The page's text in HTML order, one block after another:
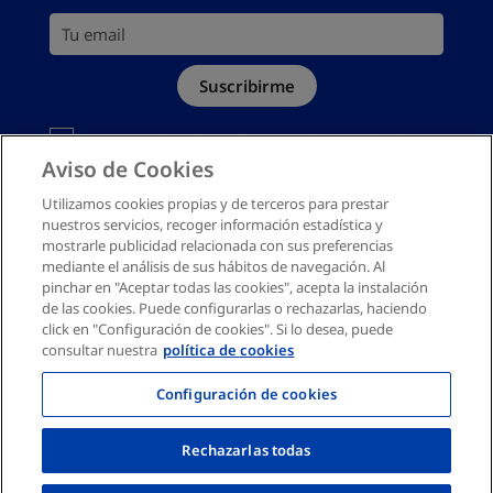
Mapa del sitio
Tu email
Suscribirme
Debes aceptar la política de privacidad
Deseo recibir información comercial personalizada por
email según laPolítica de Privacidad
Aviso de Cookies
Utilizamos cookies propias y de terceros para prestar
nuestros servicios, recoger información estadística y
mostrarle publicidad relacionada con sus preferencias
mediante el análisis de sus hábitos de navegación. Al
pinchar en "Aceptar todas las cookies", acepta la instalación
de las cookies. Puede configurarlas o rechazarlas, haciendo
click en "Configuración de cookies". Si lo desea, puede
consultar nuestra política de cookies
Configuración de cookies
Rechazarlas todas